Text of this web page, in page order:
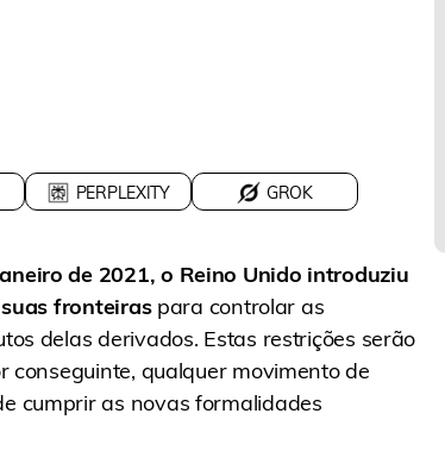
PERPLEXITY GROK
de 2021, o Reino Unido introduziu
fronteiraspara controlar as
delas derivados. Estas restrições serão
qualquer movimento de
cumprir as novas formalidades